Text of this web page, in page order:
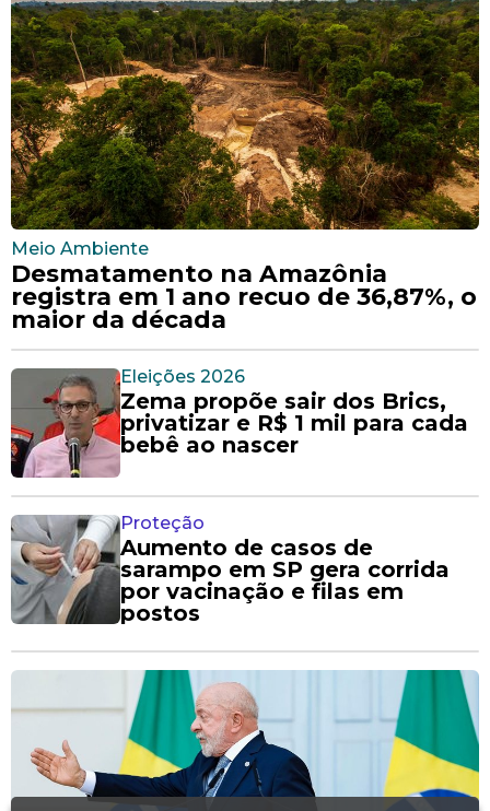
Meio Ambiente
Desmatamento na Amazônia
registra em 1 ano recuo de 36,87%, o
maior da década
Eleições 2026
Zema propõe sair dos Brics,
privatizar e R$ 1 mil para cada
bebê ao nascer
Proteção
Aumento de casos de
sarampo em SP gera corrida
por vacinação e filas em
postos